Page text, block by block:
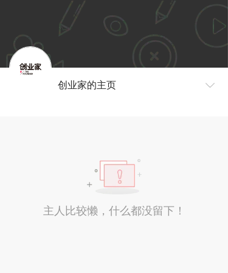
创业家的主页
主人比较懒，什么都没留下！